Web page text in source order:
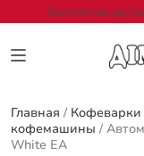
Бесплатная
Главная / Кофеварки
кофемашины /
White EA